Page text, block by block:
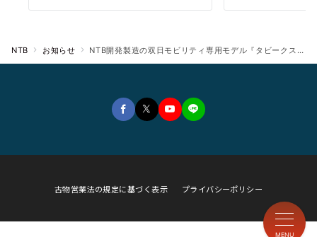
NTB お知らせ NTB開発製造の双日モビリティ専用モデル『タビークス』が、5/11～13開催の「九州キャンピングカーショー2024」に出展！
古物営業法の規定に基づく表示 プライバシーポリシー
MENU